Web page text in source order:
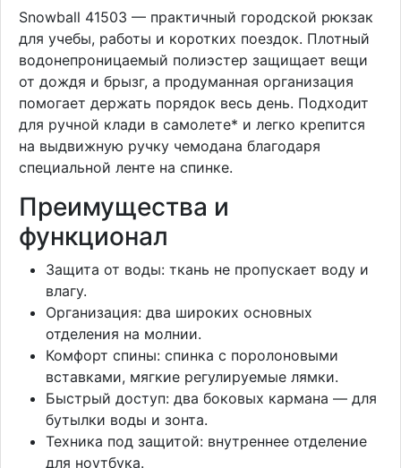
Snowball 41503 — практичный городской рюкзак
для учебы, работы и коротких поездок. Плотный
водонепроницаемый полиэстер защищает вещи
от дождя и брызг, а продуманная организация
помогает держать порядок весь день. Подходит
для ручной клади в самолете* и легко крепится
на выдвижную ручку чемодана благодаря
специальной ленте на спинке.
Преимущества и
функционал
Защита от воды: ткань не пропускает воду и
влагу.
Организация: два широких основных
отделения на молнии.
Комфорт спины: спинка с поролоновыми
вставками, мягкие регулируемые лямки.
Быстрый доступ: два боковых кармана — для
бутылки воды и зонта.
Техника под защитой: внутреннее отделение
для ноутбука.